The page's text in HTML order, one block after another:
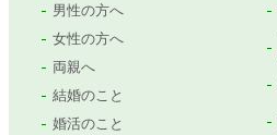
男性の方へ
女性の方へ
両親へ
結婚のこと
婚活のこと